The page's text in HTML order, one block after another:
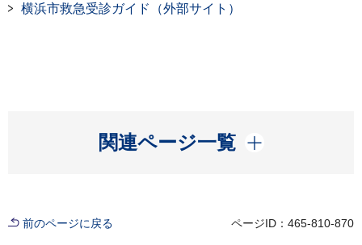
横浜市救急受診ガイド（外部サイト）
関連ページ一覧
開く
前のページに戻る ページID：465-810-870